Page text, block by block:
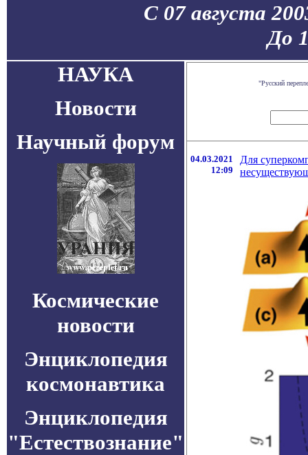
С 07 августа
До
НАУКА
Новости
Научный форум
Космические
новости
Энциклопедия
космонавтика
Энциклопедия
"Естествознание"
"Русский
04.03.2021
12:09
Для